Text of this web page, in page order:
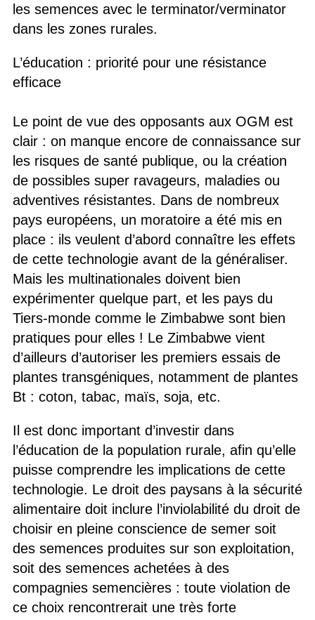
les semences avec le terminator/verminator
dans les zones rurales.
L’éducation : priorité pour une résistance
efficace
Le point de vue des opposants aux OGM est
clair : on manque encore de connaissance sur
les risques de santé publique, ou la création
de possibles super ravageurs, maladies ou
adventives résistantes. Dans de nombreux
pays européens, un moratoire a été mis en
place : ils veulent d’abord connaître les effets
de cette technologie avant de la généraliser.
Mais les multinationales doivent bien
expérimenter quelque part, et les pays du
Tiers-monde comme le Zimbabwe sont bien
pratiques pour elles ! Le Zimbabwe vient
d’ailleurs d’autoriser les premiers essais de
plantes transgéniques, notamment de plantes
Bt : coton, tabac, maïs, soja, etc.
Il est donc important d’investir dans
l’éducation de la population rurale, afin qu’elle
puisse comprendre les implications de cette
technologie. Le droit des paysans à la sécurité
alimentaire doit inclure l’inviolabilité du droit de
choisir en pleine conscience de semer soit
des semences produites sur son exploitation,
soit des semences achetées à des
compagnies semencières : toute violation de
ce choix rencontrerait une très forte